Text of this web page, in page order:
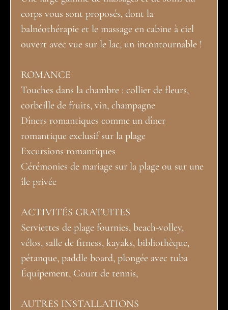
corps vous sont proposés, dont la
balnéothérapie et le massage en cabine à ciel
ouvert avec vue sur le lac, un incontournable !
ROMANCE
Touches dans la chambre : collier de fleurs,
corbeille de fruits, vin, champagne
Dîners romantiques comme un dîner
romantique exclusif sur la plage
Excursions romantiques
Cérémonies de mariage sur la plage ou sur une
île privée
ACTIVITÉS GRATUITES
Serviettes de plage fournies, beach-volley,
vélos, salle de fitness, kayaks, bibliothèque,
pétanque, paddle board, plongée avec tuba
Équipement, Court de tennis,
AUTRES INSTALLATIONS